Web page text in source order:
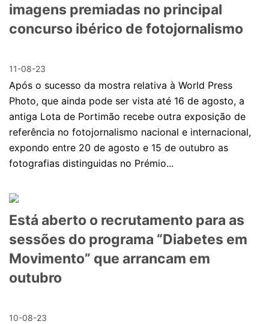
imagens premiadas no principal
concurso ibérico de fotojornalismo
11-08-23
Após o sucesso da mostra relativa à World Press
Photo, que ainda pode ser vista até 16 de agosto, a
antiga Lota de Portimão recebe outra exposição de
referência no fotojornalismo nacional e internacional,
expondo entre 20 de agosto e 15 de outubro as
fotografias distinguidas no Prémio...
Está aberto o recrutamento para as
sessões do programa “Diabetes em
Movimento” que arrancam em
outubro
10-08-23